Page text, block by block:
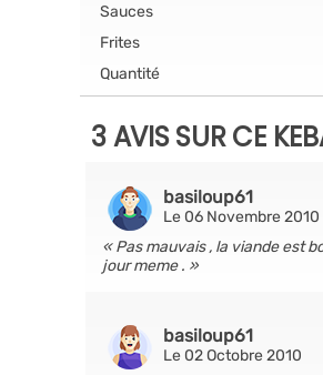
Sauces
Frites
Quantité
3 AVIS SUR CE
basiloup61
Le 06 Novembre 2010
Pas mauvais , la viande est
jour meme .
basiloup61
Le 02 Octobre 2010